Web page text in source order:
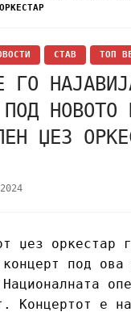
СТАВ ТОП
ГО
НОВОТО
ЏЕЗ
џез оркестар
концерт под
Концертот е